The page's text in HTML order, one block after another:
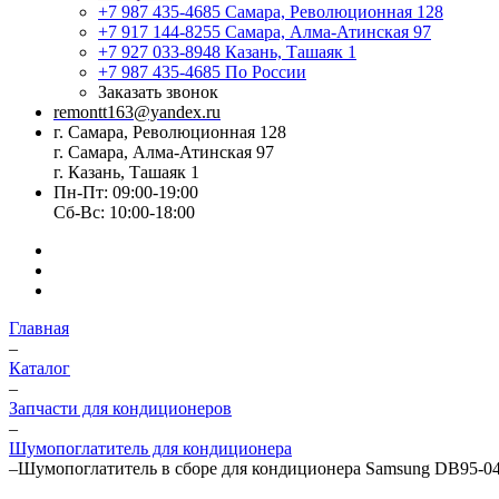
+7 987 435-4685 Самара, Революционная 128
+7 917 144-8255 Самара, Алма-Атинская 97
+7 927 033-8948 Казань, Ташаяк 1
+7 987 435-4685 По России
Заказать звонок
remontt163@yandex.ru
г. Самара, Революционная 128
г. Самара, Алма-Атинская 97
г. Казань, Ташаяк 1
Пн-Пт: 09:00-19:00
Сб-Вс: 10:00-18:00
Главная
–
Каталог
–
Запчасти для кондиционеров
–
Шумопоглатитель для кондиционера
–Шумопоглатитель в сборе для кондиционера Samsung DB95-